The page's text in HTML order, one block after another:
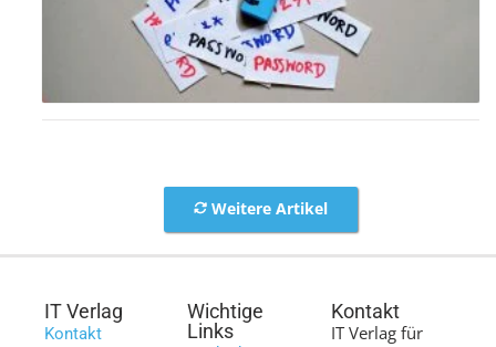
Weitere Artikel
IT Verlag
Kontakt
Wichtige
Links
Kontakt
IT Verlag für